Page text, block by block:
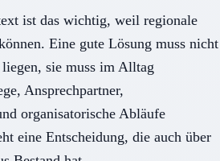
ist das wichtig, weil regionale
Eine gute Lösung muss nicht
sie muss im Alltag
Ansprechpartner,
organisatorische Abläufe
eine Entscheidung, die auch über